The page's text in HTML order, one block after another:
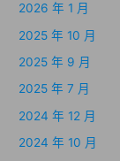
2026 年 1 月
2025 年 10 月
2025 年 9 月
2025 年 7 月
2024 年 12 月
2024 年 10 月